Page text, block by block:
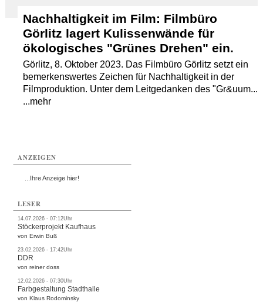
Nachhaltigkeit im Film: Filmbüro
Görlitz lagert Kulissenwände für
ökologisches "Grünes Drehen" ein.
Görlitz, 8. Oktober 2023. Das Filmbüro Görlitz setzt ein
bemerkenswertes Zeichen für Nachhaltigkeit in der
Filmproduktion. Unter dem Leitgedanken des "Gr&uum...
...mehr
ANZEIGEN
...Ihre Anzeige hier!
LESER
14.07.2026 - 07:12Uhr
Stöckerprojekt Kaufhaus
von Erwin Buß
23.02.2026 - 17:42Uhr
DDR
von reiner doss
12.02.2026 - 07:30Uhr
Farbgestaltung Stadthalle
von Klaus Rodominsky